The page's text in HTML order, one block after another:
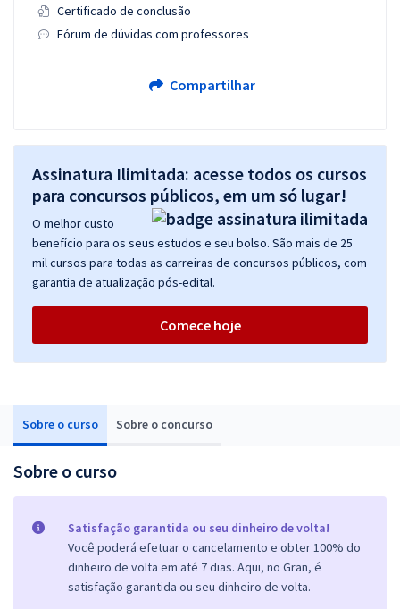
Sobre o curso Sobre o concurso
Sobre o curso
Satisfação garantida ou seu dinheiro de volta!
Você poderá efetuar o cancelamento e obter 100% do
dinheiro de volta em até 7 dias. Aqui, no Gran, é
satisfação garantida ou seu dinheiro de volta.
Certificado de conclusão
Fórum de dúvidas com professores
Compartilhar
Assinatura Ilimitada: acesse todos os cursos
para concursos públicos, em um só lugar!
O melhor custo
benefício para os seus estudos e seu bolso. São mais de 25
mil cursos para todas as carreiras de concursos públicos, com
garantia de atualização pós-edital.
Comece hoje